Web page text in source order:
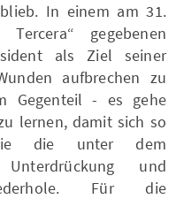
In einem am 31.
gegebenen
als Ziel seiner
aufbrechen zu
Gegenteil - es gehe
lernen, damit sich so
die unter dem
und
Für die